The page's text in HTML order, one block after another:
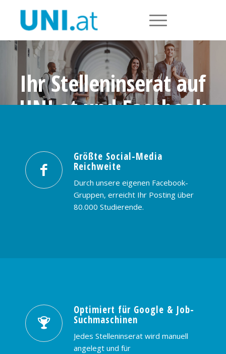
Ihr Stelleninserat auf
UNI.at und Facebook
PREISE & BUCHUNG KONTAKT
Größte Social-Media
Reichweite
Durch unsere eigenen Facebook-
Gruppen, erreicht Ihr Posting über
80.000 Studierende.
Optimiert für Google & Job-
Suchmaschinen
Jedes Stelleninserat wird manuell
angelegt und für